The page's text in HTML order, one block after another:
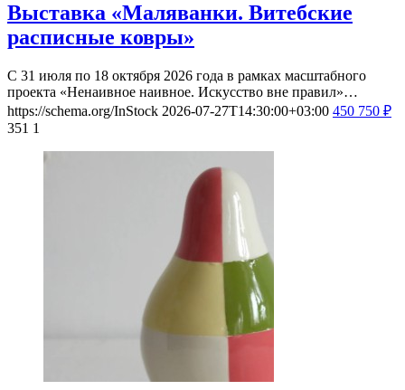
Выставка «Маляванки. Витебские
расписные ковры»
С 31 июля по 18 октября 2026 года в рамках масштабного
проекта «Ненаивное наивное. Искусство вне правил»…
https://schema.org/InStock 2026-07-27T14:30:00+03:00 450 750 ₽
351 1